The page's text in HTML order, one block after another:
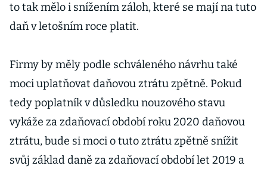
to tak mělo i snížením záloh, které se mají na tuto
daň v letošním roce platit.
Firmy by měly podle schváleného návrhu také
moci uplatňovat daňovou ztrátu zpětně. Pokud
tedy poplatník v důsledku nouzového stavu
vykáže za zdaňovací období roku 2020 daňovou
ztrátu, bude si moci o tuto ztrátu zpětně snížit
svůj základ daně za zdaňovací období let 2019 a